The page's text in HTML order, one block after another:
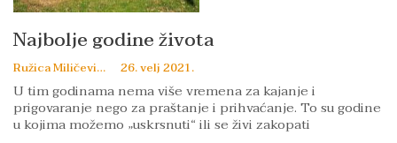
Najbolje godine života
Ružica Miličević 26. velj 2021.
U tim godinama nema više vremena za kajanje i
prigovaranje nego za praštanje i prihvaćanje. To su godine
u kojima možemo „uskrsnuti“ ili se živi zakopati